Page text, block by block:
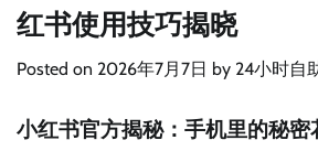
红书使用技巧揭晓
Posted on 2026年7月7日 by 24小时自
小红书官方揭秘：手机里的秘密